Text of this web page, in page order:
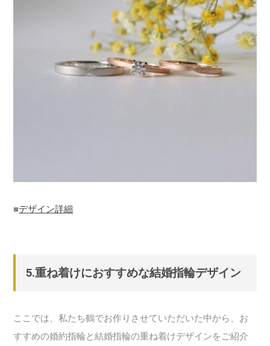
■デザイン詳細
5.重ね着けにおすすめな結婚指輪デザイン
ここでは、私たち鶴でお作りさせていただいた中から、お
すすめの婚約指輪と結婚指輪の重ね着けデザインをご紹介